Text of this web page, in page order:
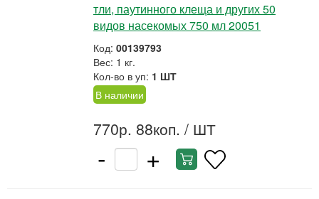
тли, паутинного клеща и других 50
видов насекомых 750 мл 20051
Код: 00139793
Вес: 1 кг.
Кол-во в уп: 1 ШТ
В наличии
770р. 88коп. / ШТ
- +